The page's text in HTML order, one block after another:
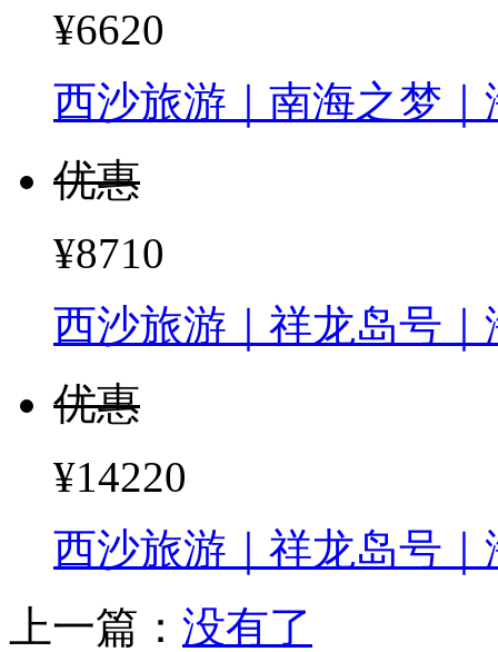
¥6620
西沙旅游｜南海之梦
优惠
¥8710
西沙旅游｜祥龙岛号
优惠
¥14220
西沙旅游｜祥龙岛号
上一篇： 没有了